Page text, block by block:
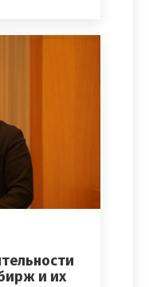
и их